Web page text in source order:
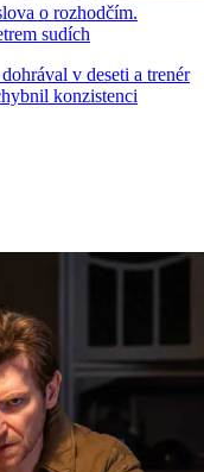
o rozhodčím.
sudích
v deseti a trenér
konzistenci